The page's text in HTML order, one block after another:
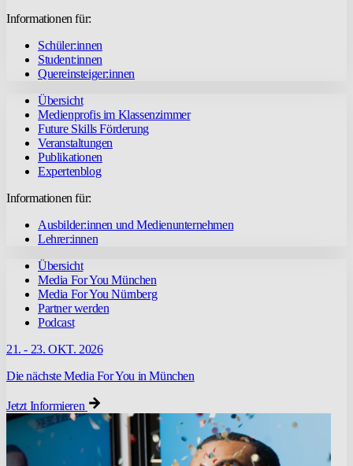
Informationen für:
Schüler:innen
Student:innen
Quereinsteiger:innen
Übersicht
Medienprofis im Klassenzimmer
Future Skills Förderung
Veranstaltungen
Publikationen
Expertenblog
Informationen für:
Ausbilder:innen und Medienunternehmen
Lehrer:innen
Übersicht
Media For You München
Media For You Nürnberg
Partner werden
Podcast
21. - 23. OKT. 2026
Die nächste Media For You in München
Jetzt Informieren